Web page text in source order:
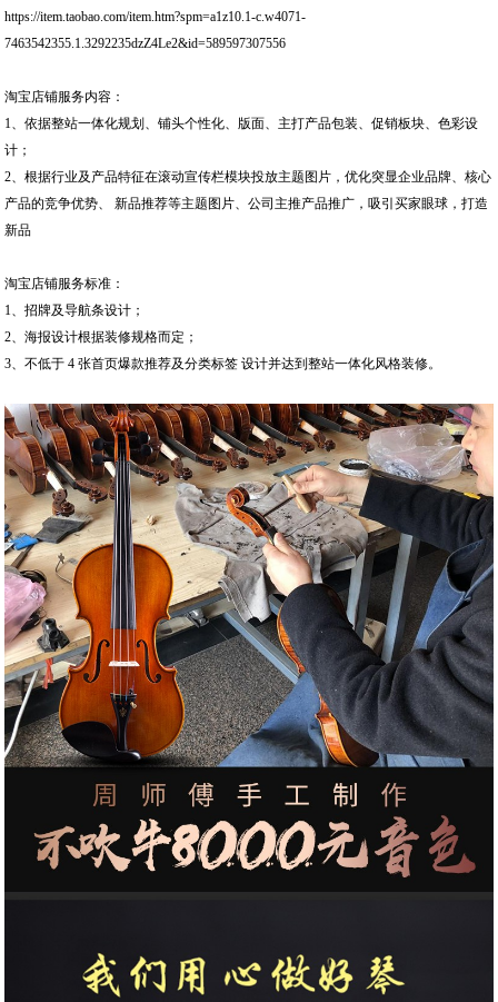
https://item.taobao.com/item.htm?spm=a1z10.1-c.w4071-
7463542355.1.3292235dzZ4Le2&id=589597307556
淘宝店铺服务内容：
1、依据整站一体化规划、铺头个性化、版面、主打产品包装、促销板块、色彩设
计；
2、根据行业及产品特征在滚动宣传栏模块投放主题图片，优化突显企业品牌、核心
产品的竞争优势、 新品推荐等主题图片、公司主推产品推广，吸引买家眼球，打造
新品
淘宝店铺服务标准：
1、招牌及导航条设计；
2、海报设计根据装修规格而定；
3、不低于 4 张首页爆款推荐及分类标签 设计并达到整站一体化风格装修。